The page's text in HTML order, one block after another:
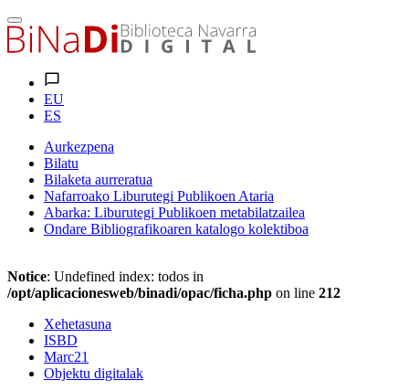
EU
ES
Aurkezpena
Bilatu
Bilaketa aurreratua
Nafarroako Liburutegi Publikoen Ataria
Abarka: Liburutegi Publikoen metabilatzailea
Ondare Bibliografikoaren katalogo kolektiboa
Notice: Undefined index: todos in
/opt/aplicacionesweb/binadi/opac/ficha.php on line 212
Xehetasuna
ISBD
Marc21
Objektu digitalak